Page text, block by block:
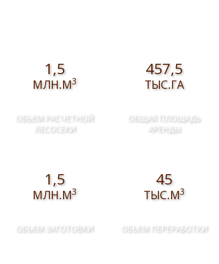
1,5
МЛН.М3
ОБЪЕМ РАСЧЕТНОЙ
ЛЕСОСЕКИ
457,5
ТЫС.ГА
ОБЩАЯ ПЛОЩАДЬ
АРЕНДЫ
1,5
МЛН.М3
ОБЪЕМ ЗАГОТОВКИ
45
ТЫС.М3
ОБЪЕМ ПЕРЕРАБОТКИ